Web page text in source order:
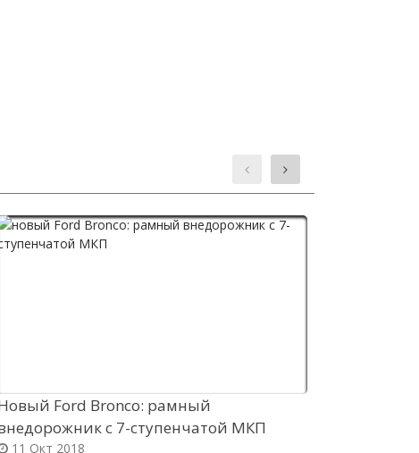
Ford Bronco: рамный
с 7-ступенчатой МКП
11 Окт 2018